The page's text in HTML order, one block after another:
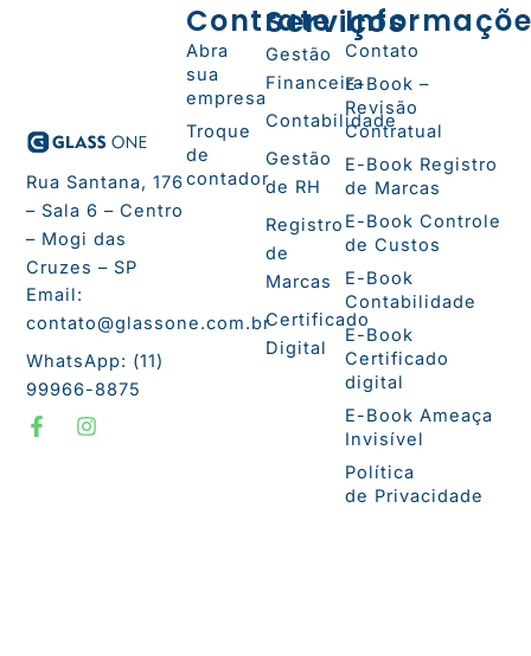
Rua Santana, 176
– Sala 6 – Centro
– Mogi das
Cruzes – SP
Email:
contato@glassone.com.br
WhatsApp: (11)
99966-8875
F
a
I
n
Serviços
Gestão
Financeira
Contabilidade
Gestão
de RH
Registro
de
Marcas
Certificado
Digital
Contrate
Abra
sua
empresa
Troque
de
contador
Contato
E-Book –
Revisão
Contratual
E-Book Registro
de Marcas
E-Book Controle
de Custos
E-Book
Contabilidade
E-Book
Certificado
digital
E-Book Ameaça
Invisível
Política
de Privacidade